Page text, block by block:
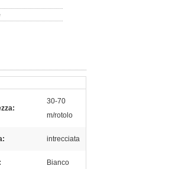
30-70
m/rotolo
intrecciata
Bianco